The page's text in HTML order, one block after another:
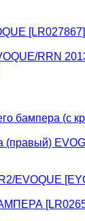
[LR027867]
RRN
бампера (с
(правый)
EVOQUE